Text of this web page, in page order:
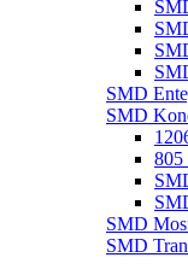
SMD
SMD
805
SMD
SMD